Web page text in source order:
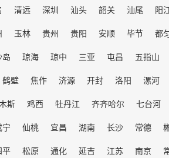
清远 深圳 汕头 韶关 汕尾 阳
玉林 贵州 贵阳 安顺 毕节 都
琼海 琼中 三亚 屯昌 五指山
鹤壁 焦作 济源 开封 洛阳 漯河
斯 鸡西 牡丹江 齐齐哈尔 七台河
宁 仙桃 宜昌 湖南 长沙 常德
平 松原 通化 延吉 江苏 南京